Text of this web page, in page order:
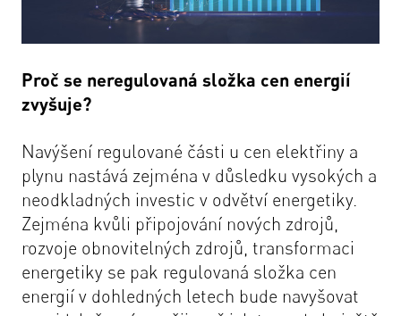
Proč se neregulovaná složka cen energií
zvyšuje?
Navýšení regulované části u cen elektřiny a
plynu nastává zejména v důsledku vysokých a
neodkladných investic v odvětví energetiky.
Zejména kvůli připojování nových zdrojů,
rozvoje obnovitelných zdrojů, transformaci
energetiky se pak regulovaná složka cen
energií v dohledných letech bude navyšovat